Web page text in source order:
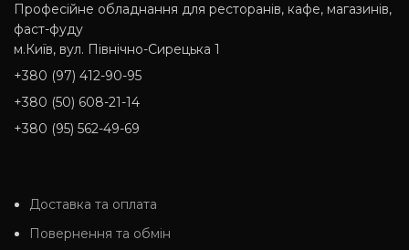
Професійне обладнання для ресторанів, кафе, магазинів,
фаст-фуду
м.Київ, вул. Північно-Сирецька 1
+380 (97) 412-90-95
+380 (50) 608-21-14
+380 (95) 562-49-69
Доставка та оплата
Повернення та обмін